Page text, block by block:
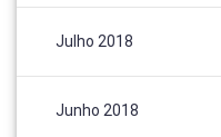
Julho 2018
Junho 2018